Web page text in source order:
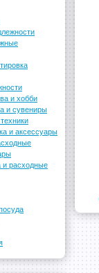
и хобби
и сувениры
и аксессуары
и расходные